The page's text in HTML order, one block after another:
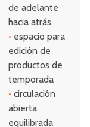
de adelante
hacia atrás
• espacio para
edición de
productos de
temporada
• circulación
abierta
equilibrada